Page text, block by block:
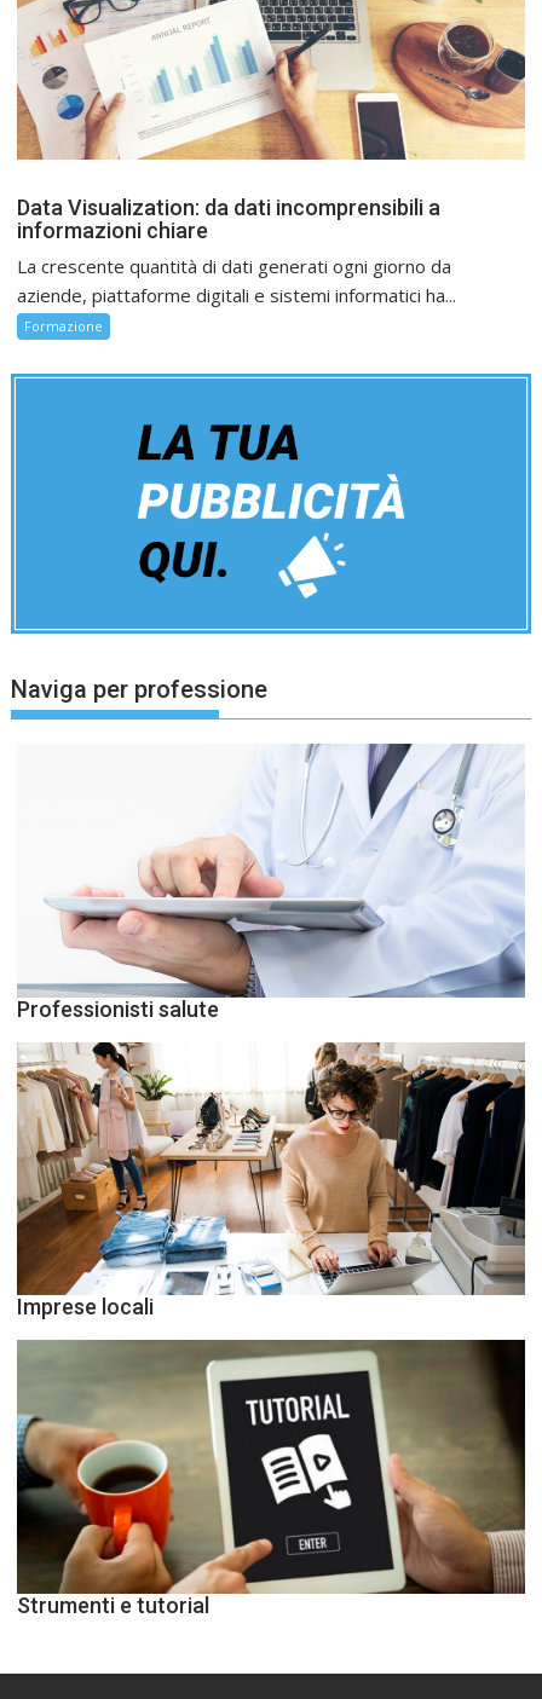
Data Visualization: da dati incomprensibili a
informazioni chiare
La crescente quantità di dati generati ogni giorno da
aziende, piattaforme digitali e sistemi informatici ha...
Formazione
Naviga per professione
Professionisti salute
Imprese locali
Strumenti e tutorial